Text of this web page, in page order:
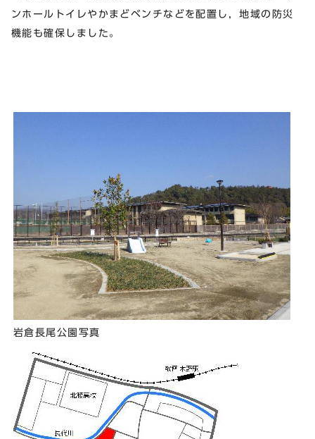
ンホールトイレやかまどベンチなどを配置し，地域の防災
機能も確保しました。
岩倉長尾公園写真